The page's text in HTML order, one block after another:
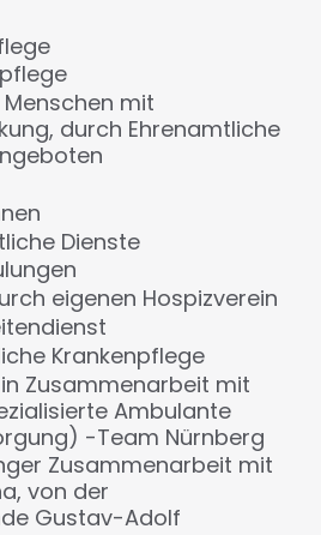
mit
durch Ehrenamtliche
Dienste
eigenen Hospizverein
Krankenpflege
Zusammenarbeit mit
Ambulante
-Team Nürnberg
Zusammenarbeit mit
von der
Gustav-Adolf